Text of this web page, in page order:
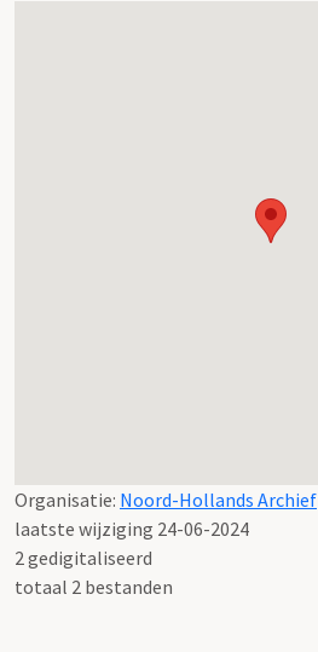
Organisatie: Noord-Hollands Archief
laatste wijziging 24-06-2024
2 gedigitaliseerd
totaal 2 bestanden